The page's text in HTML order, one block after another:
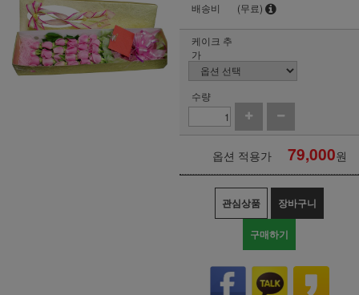
배송비
(무료)
케이크 추
가
수량
옵션 적용가 79,000원
관심상품 장바구니
구매하기